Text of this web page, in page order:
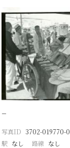
−
写真ID 3702-019770-0
駅 なし 路線 なし